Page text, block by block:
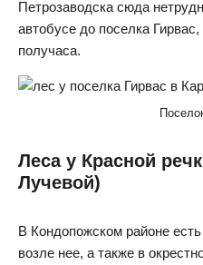
Петрозаводска сюда
автобусе до поселка
получаса.
Леса у Красной
Лучевой)
В Кондопожском районе
возле нее, а также в